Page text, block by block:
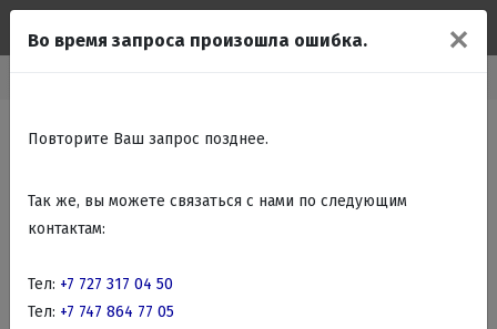
✕
Во время запроса произошла ошибка.
Повторите Ваш запрос позднее.
Так же, вы можете связаться с нами по следующим
контактам:
Тел: +7 727 317 04 50
Тел: +7 747 864 77 05